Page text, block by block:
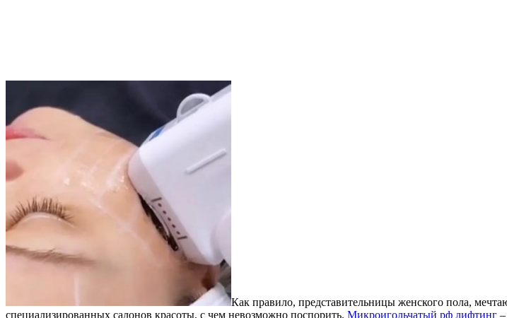
Как правило, представительницы женского пола,
специализированных салонов красоты, с чем невозможно поспорить. Микроигольчатый рф лифтинг